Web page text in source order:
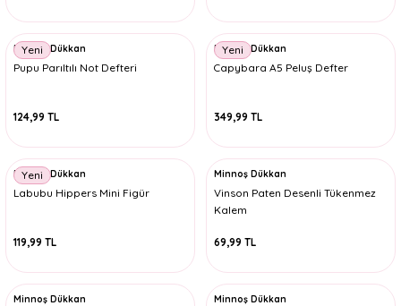
Yeni
Minnoş Dükkan
Pupu Parıltılı Not Defteri
124,99 TL
Yeni
Minnoş Dükkan
Capybara A5 Peluş Defter
349,99 TL
Yeni
Minnoş Dükkan
Labubu Hippers Mini Figür
119,99 TL
Minnoş Dükkan
Vinson Paten Desenli Tükenmez
Kalem
69,99 TL
Minnoş Dükkan Minnoş Dükkan